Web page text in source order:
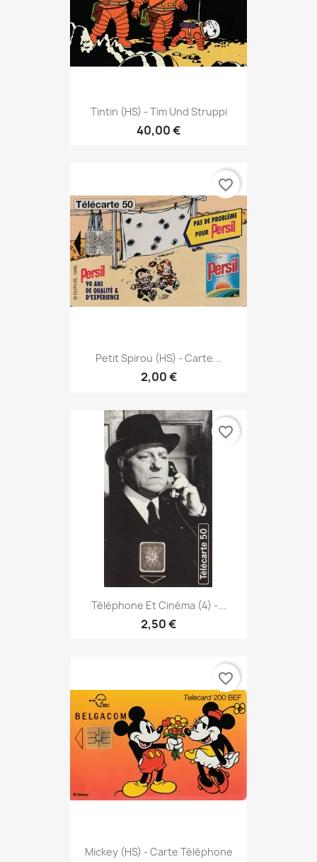
Tintin (HS) - Tim Und Struppi
40,00 €
Petit Spirou (HS) - Carte...
2,00 €
favorite_border
Téléphone Et Cinéma (4) -...
2,50 €
favorite_border
Mickey (HS) - Carte Téléphone
favorite_border